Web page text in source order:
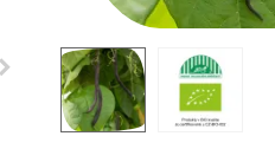
Semienkové bomby -